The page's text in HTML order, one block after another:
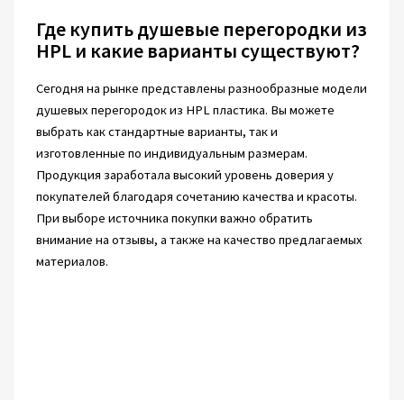
Где купить душевые перегородки из
HPL и какие варианты существуют?
Сегодня на рынке представлены разнообразные модели
душевых перегородок из HPL пластика. Вы можете
выбрать как стандартные варианты, так и
изготовленные по индивидуальным размерам.
Продукция заработала высокий уровень доверия у
покупателей благодаря сочетанию качества и красоты.
При выборе источника покупки важно обратить
внимание на отзывы, а также на качество предлагаемых
материалов.